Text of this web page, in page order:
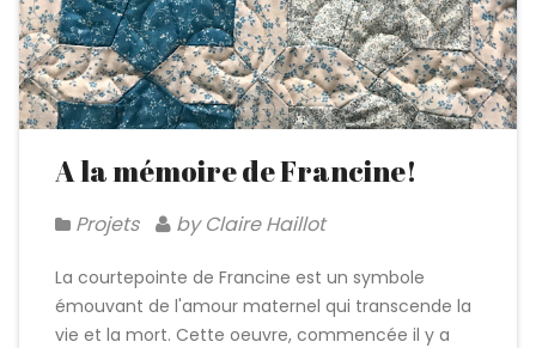
A la mémoire de Francine!
Projets by Claire Haillot
La courtepointe de Francine est un symbole
émouvant de l'amour maternel qui transcende la
vie et la mort. Cette oeuvre, commencée il y a